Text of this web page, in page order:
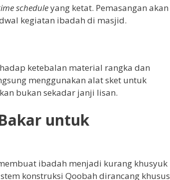
scheduleyang ketat. Pemasangan akan
kegiatan ibadah di masjid.
ketebalan material rangka dan
menggunakan alat sket untuk
bukan sekadar janji lisan.
untuk
ibadah menjadi kurang khusyuk
konstruksi Qoobah dirancang khusus